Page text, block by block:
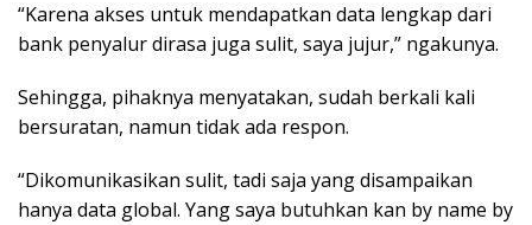
“Karena akses untuk mendapatkan data lengkap dari
bank penyalur dirasa juga sulit, saya jujur,” ngakunya.
Sehingga, pihaknya menyatakan, sudah berkali kali
bersuratan, namun tidak ada respon.
“Dikomunikasikan sulit, tadi saja yang disampaikan
hanya data global. Yang saya butuhkan kan by name by